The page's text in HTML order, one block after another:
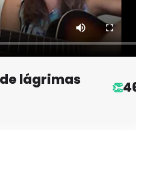
lágrimas 👏46